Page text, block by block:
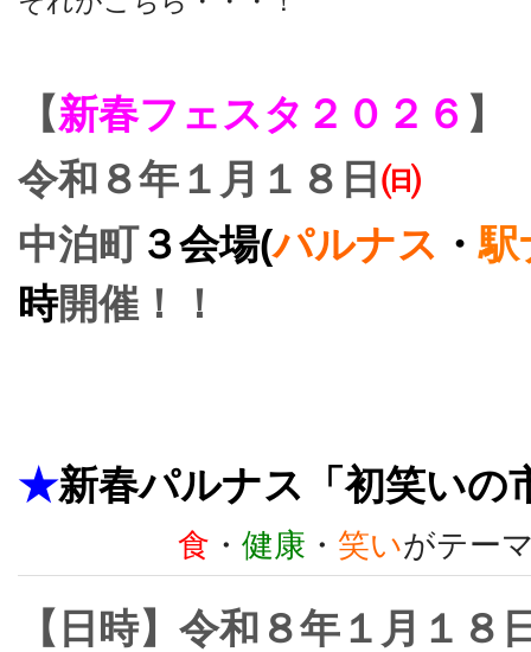
【新春フェスタ２０２６ 】
令和８年１月１８日 ㈰
中泊町３会場(パルナス ・駅
時開催！！
★新春パルナス「初笑いの
食 ・ 健康 ・ 笑いがテー
【日時】令和８年１月１８